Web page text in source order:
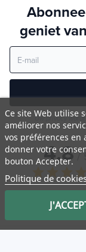
geniet
Uw privacy
4,8/
star star star
Ce site Web utilise
améliorer nos
vos préférences en
donner votre
bouton Accepter.
Politique de